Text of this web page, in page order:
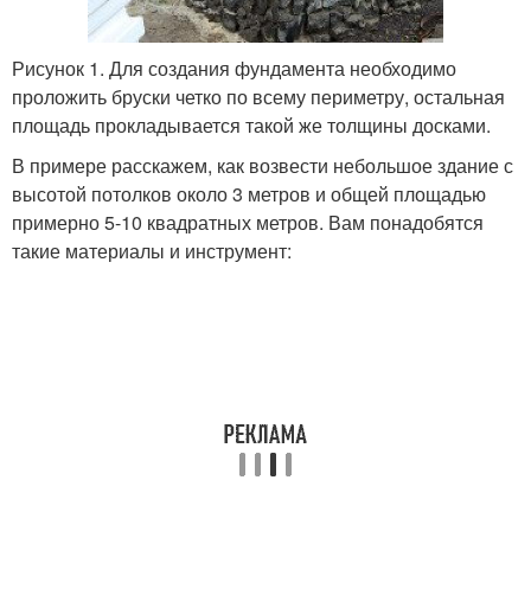
Рисунок 1. Для создания фундамента необходимо
проложить бруски четко по всему периметру, остальная
площадь прокладывается такой же толщины досками.
В примере расскажем, как возвести небольшое здание с
высотой потолков около 3 метров и общей площадью
примерно 5-10 квадратных метров. Вам понадобятся
такие материалы и инструмент: